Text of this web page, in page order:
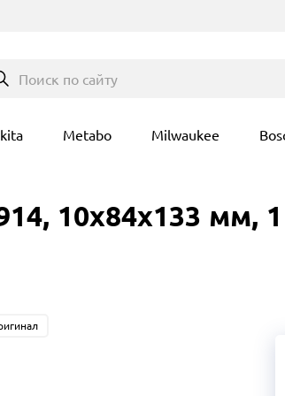
Поиск по сайту
Metabo Milwaukee
10x84x133 мм,